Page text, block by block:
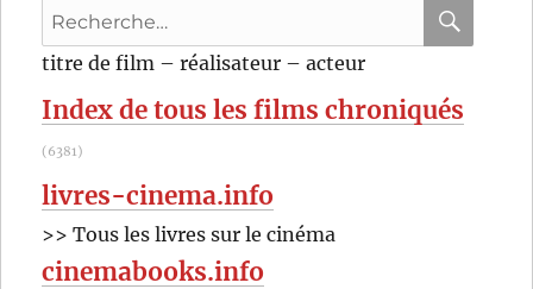
Recherche
pour
:
titre de film – réalisateur – acteur
Index de tous les films chroniqués
(6381)
livres-cinema.info
>> Tous les livres sur le cinéma
cinemabooks.info